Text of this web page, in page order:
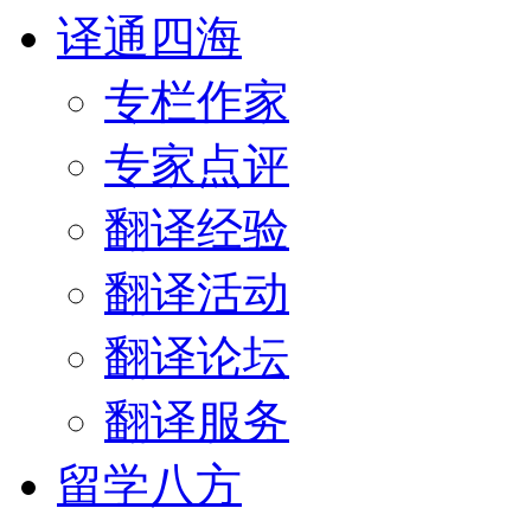
译通四海
专栏作家
专家点评
翻译经验
翻译活动
翻译论坛
翻译服务
留学八方